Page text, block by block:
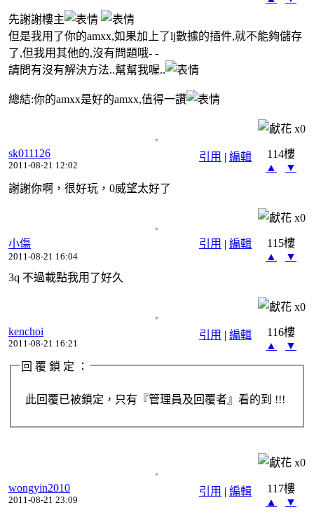
先謝謝樓主
但是我用了你的amxx,如果加上了lj數據的插件,就不能夠儲存
了,但我用其他的,沒有問題哦- -
請問有沒有解決方法..幫幫我喔..
總結:你的amxx是好的amxx,值得一讚
x0
引用 | 編輯
sk011126
2011-08-21 12:02
114樓
▲
▼
謝謝你啊，很好玩，0威望太好了
x0
引用 | 編輯
小傷
2011-08-21 16:04
115樓
▲
▼
3q 不過載點我用了好久
x0
引用 | 編輯
kenchoi
2011-08-21 16:21
116樓
▲
▼
回 覆 鎖 定 ：
此回覆已被鎖定，只有『管理員及回覆者』看的到 !!!
x0
引用 | 編輯
wongyin2010
2011-08-21 23:09
117樓
▲
▼